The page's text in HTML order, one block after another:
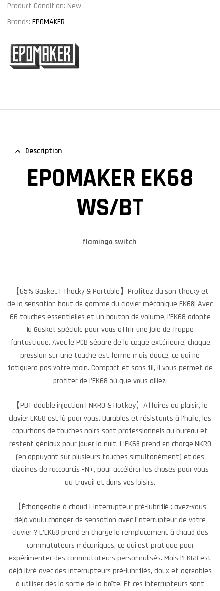
Product Condition: New
Brands: EPOMAKER
Description
EPOMAKER EK68
WS/BT
flamingo switch
【65% Gasket | Thocky & Portable】Profitez du son thocky et
de la sensation haut de gamme du clavier mécanique EK68! Avec
66 touches essentielles et un bouton de volume, l’EK68 adopte
la Gasket spéciale pour vous offrir une joie de frappe
fantastique. Avec le PCB séparé de la coque extérieure, chaque
pression sur une touche est ferme mais douce, ce qui ne
fatiguera pas votre main. Compact et sans fil, il vous permet de
profiter de l’EK68 où que vous alliez.
【PBT double injection | NKRO & Hotkey】Affaires ou plaisir, le
clavier EK68 est là pour vous. Durables et résistants à l’huile, les
capuchons de touches noirs sont professionnels au bureau et
restent géniaux pour jouer la nuit. L’EK68 prend en charge NKRO
(en appuyant sur plusieurs touches simultanément) et des
dizaines de raccourcis FN+, pour accélérer les choses pour vous
au travail et dans vos loisirs.
【Échangeable à chaud | Interrupteur pré-lubrifié : avez-vous
déjà voulu changer de sensation avec l’interrupteur de votre
clavier ? L’EK68 prend en charge le remplacement à chaud des
commutateurs mécaniques, ce qui est pratique pour
expérimenter des commutateurs personnalisés. Mais l’EK68 est
déjà livré avec des interrupteurs pré-lubrifiés, doux et agréables
à utiliser dès la sortie de la boîte. Et ces interrupteurs sont